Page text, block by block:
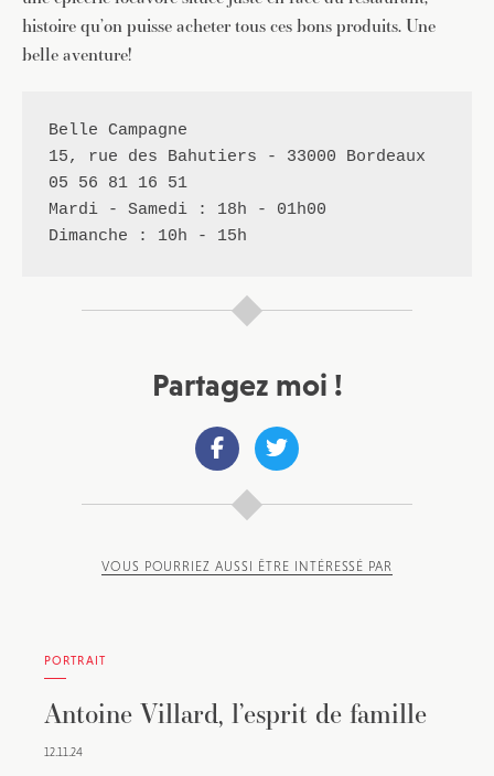
histoire qu’on puisse acheter tous ces bons produits. Une
belle aventure!
Belle Campagne
15, rue des Bahutiers - 33000 Bordeaux
05 56 81 16 51
Mardi - Samedi : 18h - 01h00
Dimanche : 10h - 15h
Partagez moi !
VOUS POURRIEZ AUSSI ÊTRE INTÉRESSÉ PAR
PORTRAIT
Antoine Villard, l’esprit de famille
12.11.24
Pour recevoir toutes les deux semaines notre lettre
d’info avec une sélection d’articles …